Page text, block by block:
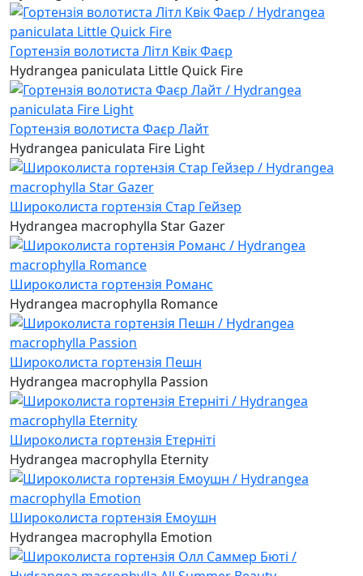
Гортензія волотиста Літл Квік Фаєр
Hydrangea paniculata Little Quick Fire
Гортензія волотиста Фаєр Лайт
Hydrangea paniculata Fire Light
Широколиста гортензія Стар Гейзер
Hydrangea macrophylla Star Gazer
Широколиста гортензія Романс
Hydrangea macrophylla Romance
Широколиста гортензія Пешн
Hydrangea macrophylla Passion
Широколиста гортензія Етерніті
Hydrangea macrophylla Eternity
Широколиста гортензія Емоушн
Hydrangea macrophylla Emotion